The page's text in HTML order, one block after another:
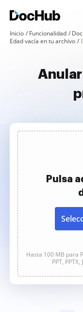
Inicio Funcionalidad
Edad vacía en tu archivo
Pulsa
Hasta 100 MB para
PPT, PPTX,